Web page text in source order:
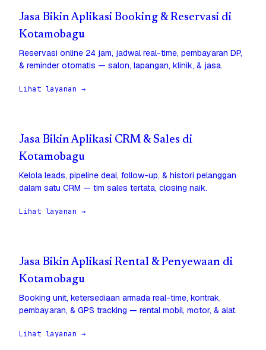
Jasa Bikin Aplikasi Booking & Reservasi di
Kotamobagu
Reservasi online 24 jam, jadwal real-time, pembayaran DP,
& reminder otomatis — salon, lapangan, klinik, & jasa.
Lihat layanan →
Jasa Bikin Aplikasi CRM & Sales di
Kotamobagu
Kelola leads, pipeline deal, follow-up, & histori pelanggan
dalam satu CRM — tim sales tertata, closing naik.
Lihat layanan →
Jasa Bikin Aplikasi Rental & Penyewaan di
Kotamobagu
Booking unit, ketersediaan armada real-time, kontrak,
pembayaran, & GPS tracking — rental mobil, motor, & alat.
Lihat layanan →